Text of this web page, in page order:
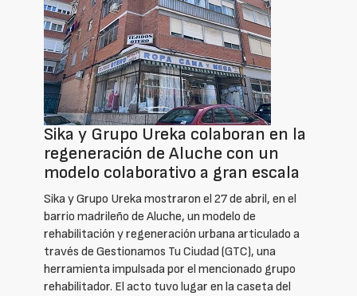
Sika y Grupo Ureka colaboran en la
regeneración de Aluche con un
modelo colaborativo a gran escala
Sika y Grupo Ureka mostraron el 27 de abril, en el
barrio madrileño de Aluche, un modelo de
rehabilitación y regeneración urbana articulado a
través de Gestionamos Tu Ciudad (GTC), una
herramienta impulsada por el mencionado grupo
rehabilitador. El acto tuvo lugar en la caseta del